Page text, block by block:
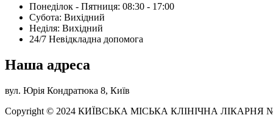
Понеділок - Пятниця: 08:30 - 17:00
Субота: Вихідний
Нeділя: Вихідний
24/7 Невідкладна допомога
Наша адреса
вул. Юрія Кондратюка 8, Київ
Copyright © 2024 КИЇВСЬКА МІСЬКА КЛІНІЧНА ЛІКАРНЯ